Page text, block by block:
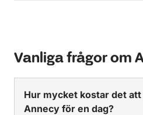
Vanliga frågor om
Hur mycket kostar det
Annecy för en dag?